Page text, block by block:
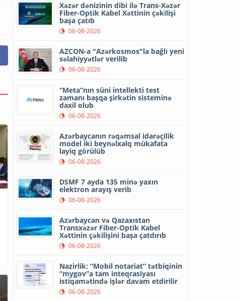
Xəzər dənizinin dibi ilə Trans-Xəzər
Fiber-Optik Kabel Xəttinin çəkilişi
başa çatıb
06-08-2026
AZCON-a "Azərkosmos"la bağlı yeni
səlahiyyətlər verilib
06-08-2026
“Meta”nın süni intellekti test
zamanı başqa şirkətin sisteminə
daxil olub
06-08-2026
Azərbaycanın rəqəmsal idarəçilik
model iki beynəlxalq mükafata
layiq görülüb
06-08-2026
DSMF 7 ayda 135 minə yaxın
elektron arayış verib
06-08-2026
Azərbaycan və Qazaxıstan
Transxəzər Fiber-Optik Kabel
Xəttinin çəkilişini başa çatdırıb
06-08-2026
Nazirlik: “Mobil notariat” tətbiqinin
“mygov”a tam inteqrasiyası
istiqamətində işlər davam etdirilir
06-08-2026